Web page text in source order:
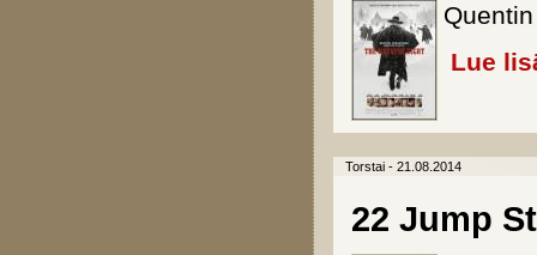
Lue
Torstai - 21.08.2014
22 Jump